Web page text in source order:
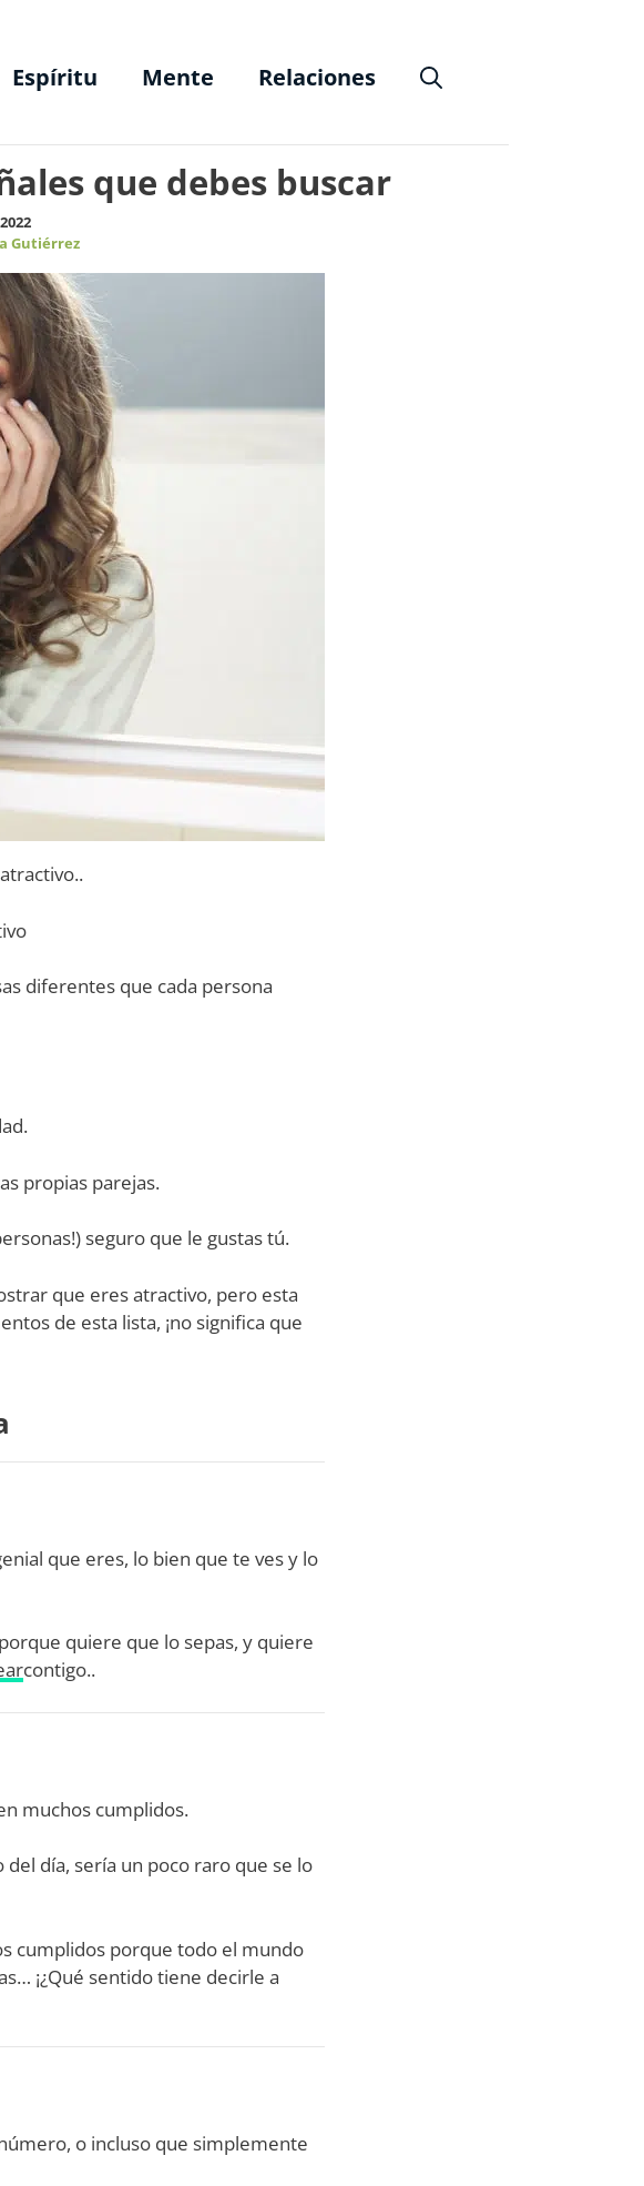
Espíritu Mente Relaciones
que debes buscar
Gutiérrez
diferentes que cada persona
propias parejas.
seguro que le gustas tú.
que eres atractivo, pero esta
de esta lista, ¡no significa que
que eres, lo bien que te ves y lo
quiere que lo sepas, y quiere
contigo..
muchos cumplidos.
día, sería un poco raro que se lo
cumplidos porque todo el mundo
¡¿Qué sentido tiene decirle a
o incluso que simplemente